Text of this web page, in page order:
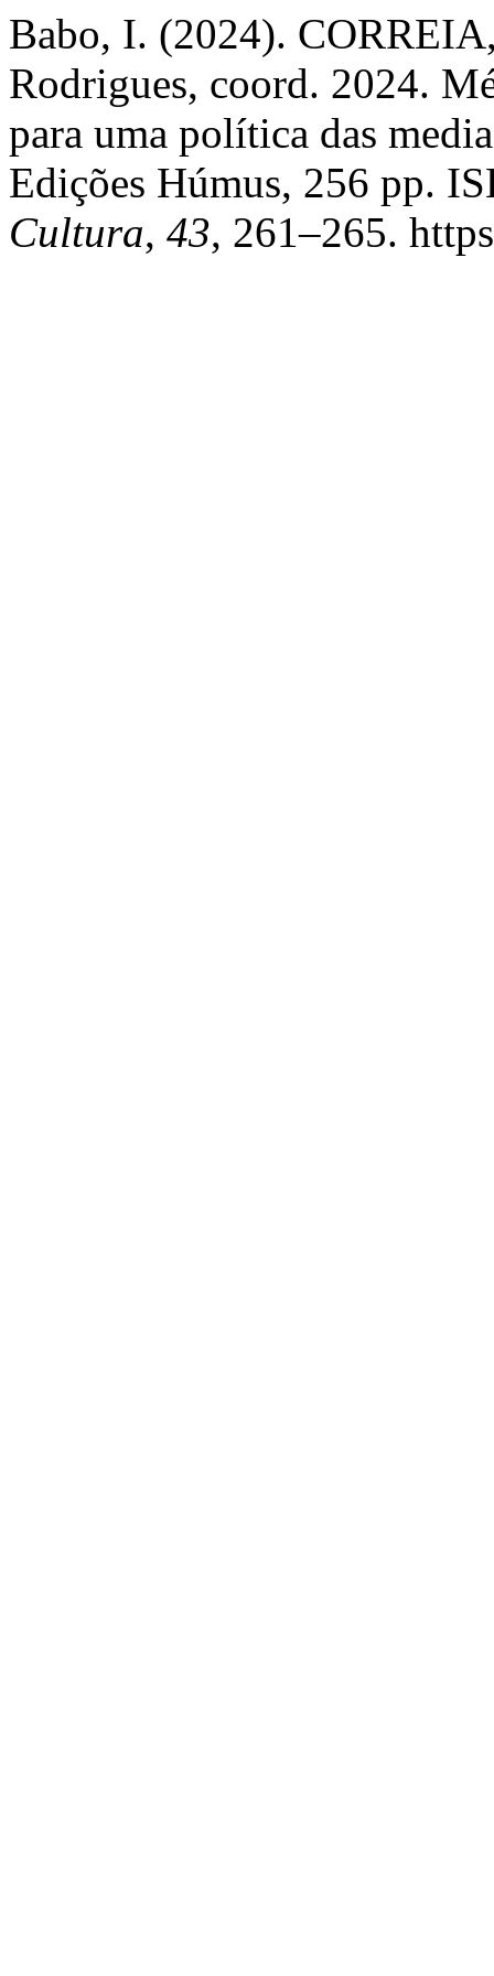
Babo, I. (2024).
Rodrigues, coord. 2024.
para uma política das
Edições Húmus, 256 pp.
Cultura, 43, 261–265.